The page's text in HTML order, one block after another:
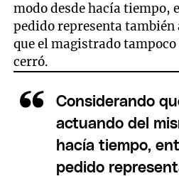
modo desde hacía tiempo,
pedido representa
que el magistrado
cerró.
Considerando
actuando del
hacía tiempo,
pedido